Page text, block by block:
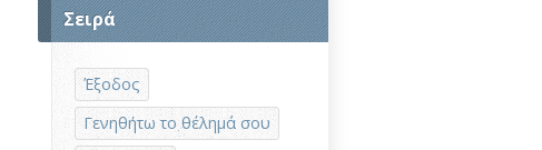
Σειρά
Έξοδος
Γενηθήτω το θέλημά σου